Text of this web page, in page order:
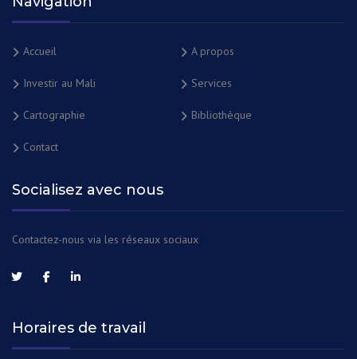
Accueil A propos
Investir au Mali Services
Cartographie Bibliothèque
Contact
Socialisez avec nous
Contactez-nous via les réseaux sociaux
Horaires de travail